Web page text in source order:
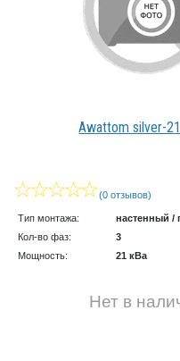
Awattom silver-
(0 отзывов)
Тип монтажа:
настенный /
Кол-во фаз:
3
Мощность:
21 кВа
Нет в